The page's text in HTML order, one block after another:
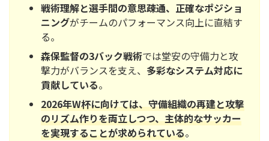
戦術理解と選手間の意思疎通、正確なポジショ
ニングがチームのパフォーマンス向上に直結す
る。
森保監督の3バック戦術では堂安の守備力と攻
撃力がバランスを支え、 多彩なシステム対応に
貢献している。
2026年W杯に向けては、守備組織の再建と攻撃
のリズム作りを両立しつつ、主体的なサッカー
を実現することが求められている。